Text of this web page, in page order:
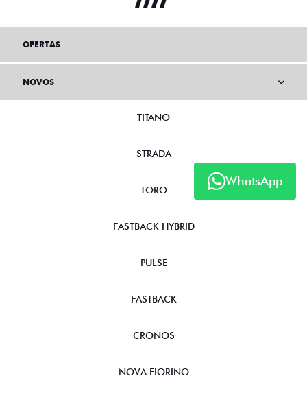
WhatsApp
OFERTAS
NOVOS
TITANO
STRADA
TORO
FASTBACK HYBRID
PULSE
FASTBACK
CRONOS
NOVA FIORINO